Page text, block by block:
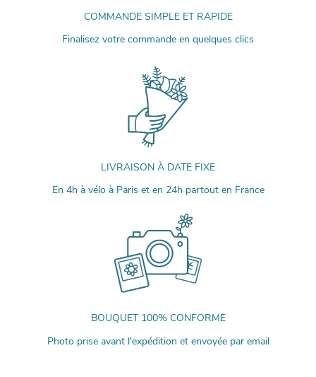
COMMANDE SIMPLE ET RAPIDE
Finalisez votre commande en quelques clics
LIVRAISON À DATE FIXE
En 4h à vélo à Paris et en 24h partout en France
BOUQUET 100% CONFORME
Photo prise avant l'expédition et envoyée par email